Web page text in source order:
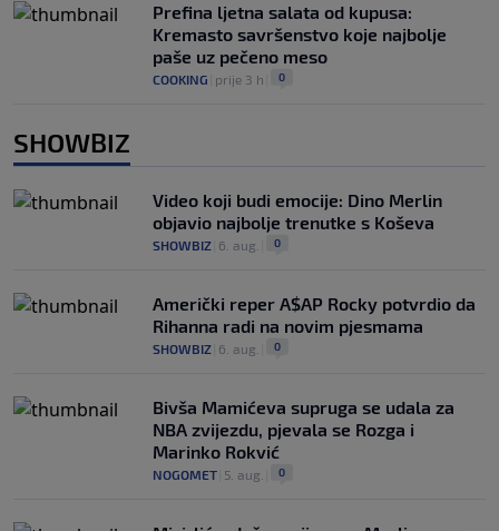
Prefina ljetna salata od kupusa:
Kremasto savršenstvo koje najbolje
paše uz pečeno meso
COOKING prije 3 h 0
SHOWBIZ
Video koji budi emocije: Dino Merlin
objavio najbolje trenutke s Koševa
SHOWBIZ 6. aug. 0
Američki reper A$AP Rocky potvrdio da
Rihanna radi na novim pjesmama
SHOWBIZ 6. aug. 0
Bivša Mamićeva supruga se udala za
NBA zvijezdu, pjevala se Rozga i
Marinko Rokvić
NOGOMET 5. aug. 0